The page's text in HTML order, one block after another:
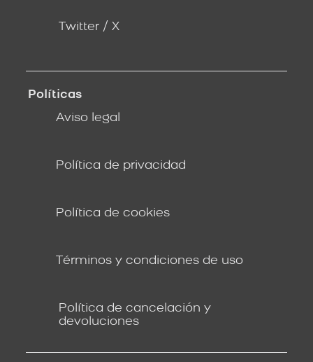
Twitter / X
Políticas
Aviso legal
Política de privacidad
Política de cookies
Términos y condiciones de uso
Política de cancelación y
devoluciones